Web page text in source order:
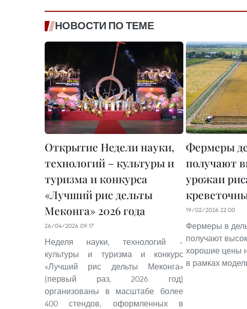
НОВОСТИ ПО ТЕМЕ
Открытие Недели науки,
технологий – культуры и
туризма и конкурса
«Лучший рис дельты
Меконга» 2026 года
26/04/2026 09:17
Неделя науки, технологий –
культуры и туризма и конкурс
«Лучший рис дельты Меконга»
(первый раз, 2026 год)
организованы в масштабе более
400 стендов, оформленных в
Фермеры
получают
урожаи
19/02/2026 22:00
Фермеры в
получают
хорошие цены
в рамках